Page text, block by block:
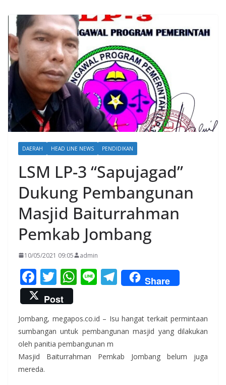
DAERAH HEAD LINE NEWS PENDIDIKAN
LSM LP-3 “Sapujagad”
Dukung Pembangunan
Masjid Baiturrahman
Pemkab Jombang
10/05/2021 09:05 admin
F
ac
e
b
o
o
k
T
w
itt
er
W
s
A
p
Li T
el
gr
a
m
Share
Post
Jombang, megapos.co.id – Isu hangat terkait permintaan
sumbangan untuk pembangunan masjid yang dilakukan
oleh panitia pembangunan m
Masjid Baiturrahman Pemkab Jombang belum juga
mereda.